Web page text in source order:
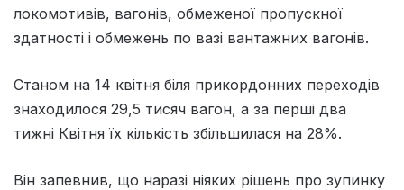
локомотивів, вагонів, обмеженої пропускної
здатності і обмежень по вазі вантажних вагонів.
Станом на 14 квітня біля прикордонних переходів
знаходилося 29,5 тисяч вагон, а за перші два
тижні Квітня їх кількість збільшилася на 28%.
Він запевнив, що наразі ніяких рішень про зупинку